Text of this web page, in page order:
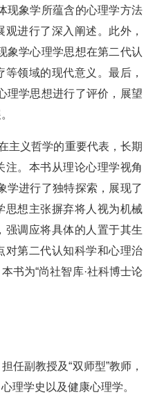
现象学所蕴含的心理学方法
进行了深入阐述。此外，
象学心理学思想在第二代认
领域的现代意义。最后，
理学思想进行了评价，展望
主义哲学的重要代表，长期
注。本书从理论心理学视角
学进行了独特探索，展现了
思想主张摒弃将人视为机械
强调应将具体的人置于其生
对第二代认知科学和心理治
书为“尚社智库·社科博士论
任副教授及“双师型”教师，
理学史以及健康心理学。